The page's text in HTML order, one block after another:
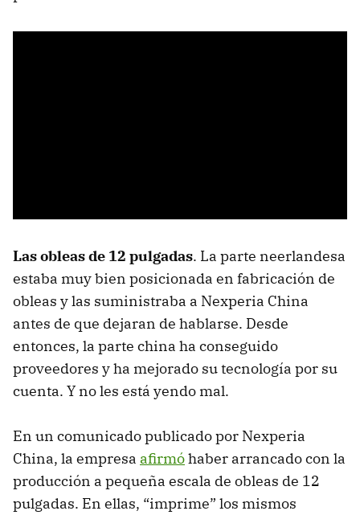
Las obleas de 12 pulgadas. La parte neerlandesa
estaba muy bien posicionada en fabricación de
obleas y las suministraba a Nexperia China
antes de que dejaran de hablarse. Desde
entonces, la parte china ha conseguido
proveedores y ha mejorado su tecnología por su
cuenta. Y no les está yendo mal.
En un comunicado publicado por Nexperia
China, la empresa afirmóhaber arrancado con la
producción a pequeña escala de obleas de 12
pulgadas. En ellas, “imprime” los mismos